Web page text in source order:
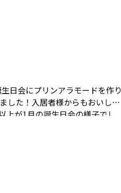
日会にプリンアラモードを作り
した！ 入居者様からもおいしか
以上が1月の誕生日会の様子でし